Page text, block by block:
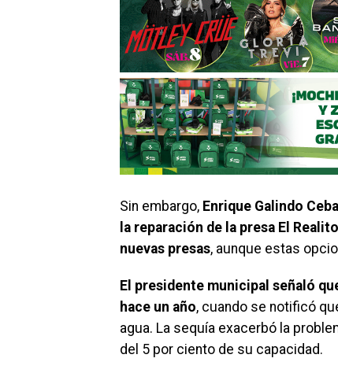
Sin embargo, Enrique Galindo
la reparación de la presa El
nuevas presas, aunque estas
El presidente municipal señaló
hace un año, cuando se notificó
agua. La sequía exacerbó la
del 5 por ciento de su capacidad.